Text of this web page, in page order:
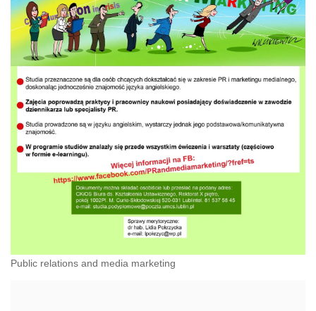
Public relations and media marketing